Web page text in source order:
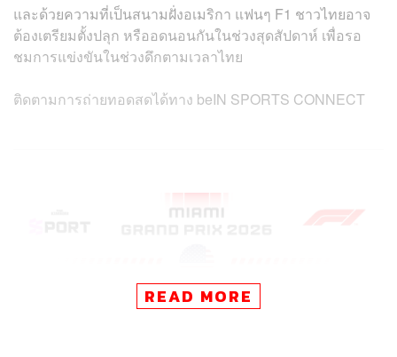
และด้วยความที่เป็นสนามฝั่งอเมริกา แฟนๆ F1 ชาวไทยอาจ
ต้องเตรียมตั้งปลุก หรืออดนอนกันในช่วงสุดสัปดาห์ เพื่อรอ
ชมการแข่งขันในช่วงดึกตามเวลาไทย
ติดตามการถ่ายทอดสดได้ทาง beIN SPORTS CONNECT
READ MORE